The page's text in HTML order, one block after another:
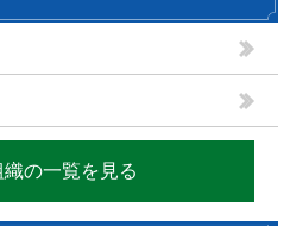
の一覧を見る